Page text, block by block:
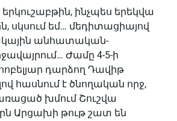
երկուշաբթին, ինչպես երեկվա
սկսում եմ… մեդիտացիայով
անհատական-
Ժամը 4-5-ի
դարձող Դավիթ
հասնում է ծնողական որջ,
խմում Շուշվա
Արցախի թութ շատ են